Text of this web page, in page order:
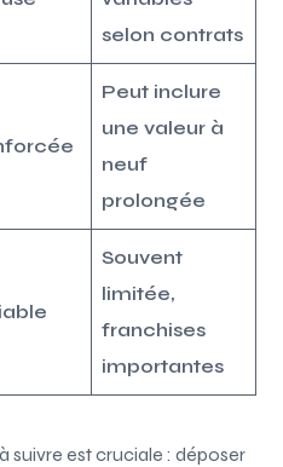
selon contrats
Peut inclure
une valeur à
neuf
prolongée
Souvent
limitée,
franchises
importantes
suivre est cruciale : déposer